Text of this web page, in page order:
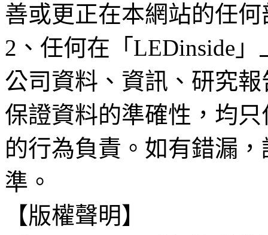
善或更正在本網站的任
2、任何在「LEDinside
公司資料、資訊、研究
保證資料的準確性，均
的行為負責。如有錯漏
準。
【版權聲明】